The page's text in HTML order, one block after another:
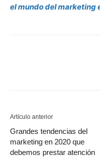
el mundo del marketing
Artículo anterior
Grandes tendencias del
marketing en 2020 que
debemos prestar atención